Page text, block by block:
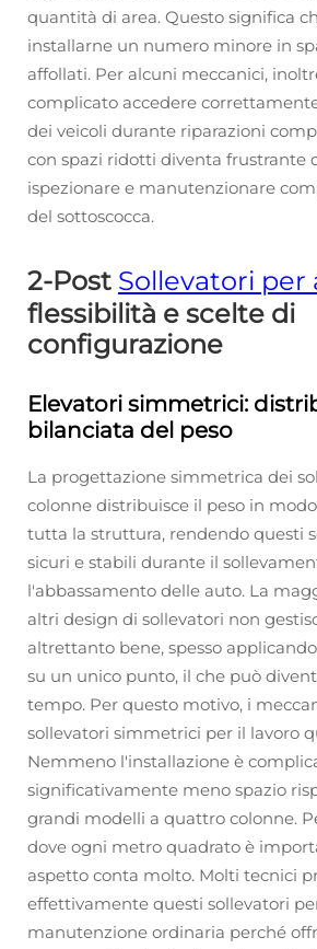
quantità di area. Questo significa
installarne un numero minore in
affollati. Per alcuni meccanici,
complicato accedere
dei veicoli durante riparazioni
con spazi ridotti diventa frustrante
ispezionare e manutenzionare
del sottoscocca.
2-Post Sollevatori per
flessibilità e scelte di
configurazione
Elevatori simmetrici:
bilanciata del peso
La progettazione simmetrica dei
colonne distribuisce il peso in
tutta la struttura, rendendo questi
sicuri e stabili durante il
l'abbassamento delle auto. La
altri design di sollevatori non
altrettanto bene, spesso
su un unico punto, il che può
tempo. Per questo motivo, i
sollevatori simmetrici per il lavoro
Nemmeno l'installazione è
significativamente meno spazio
grandi modelli a quattro colonne.
dove ogni metro quadrato è
aspetto conta molto. Molti tecnici
effettivamente questi sollevatori
manutenzione ordinaria perché